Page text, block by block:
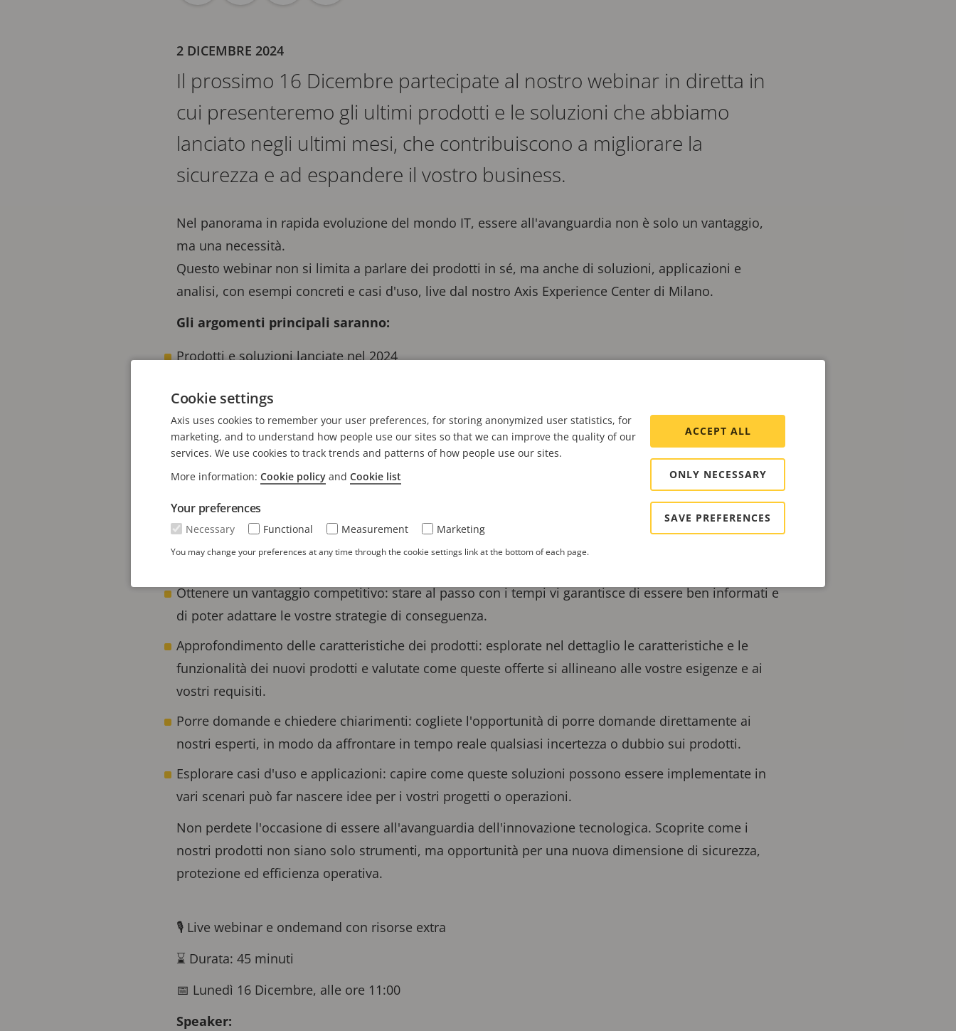
2 DICEMBRE 2024
Il prossimo 16 Dicembre partecipate al nostro webinar in diretta in
cui presenteremo gli ultimi prodotti e le soluzioni che abbiamo
lanciato negli ultimi mesi, che contribuiscono a migliorare la
sicurezza e ad espandere il vostro business.
Nel panorama in rapida evoluzione del mondo IT, essere all'avanguardia non è solo un vantaggio,
ma una necessità.
Questo webinar non si limita a parlare dei prodotti in sé, ma anche di soluzioni, applicazioni e
analisi, con esempi concreti e casi d'uso, live dal nostro Axis Experience Center di Milano.
Gli argomenti principali saranno:
Prodotti e soluzioni lanciate nel 2024
Novità AXIS Camera Station
ARTPEC 9
Analitiche, audio e casi d'uso
Perché partecipare?
Rimanere informati sulle ultime innovazioni: ottenere informazioni di prima mano sulle soluzioni
Ottenere un vantaggio competitivo: stare al passo con i tempi vi garantisce di essere ben informati e
di poter adattare le vostre strategie di conseguenza.
Approfondimento delle caratteristiche dei prodotti: esplorate nel dettaglio le caratteristiche e le
funzionalità dei nuovi prodotti e valutate come queste offerte si allineano alle vostre esigenze e ai
vostri requisiti.
Porre domande e chiedere chiarimenti: cogliete l'opportunità di porre domande direttamente ai
nostri esperti, in modo da affrontare in tempo reale qualsiasi incertezza o dubbio sui prodotti.
Esplorare casi d'uso e applicazioni: capire come queste soluzioni possono essere implementate in
vari scenari può far nascere idee per i vostri progetti o operazioni.
Non perdete l'occasione di essere all'avanguardia dell'innovazione tecnologica. Scoprite come i
nostri prodotti non siano solo strumenti, ma opportunità per una nuova dimensione di sicurezza,
protezione ed efficienza operativa.
🎙️ Live webinar e ondemand con risorse extra
⌛ Durata: 45 minuti
📅 Lunedì 16 Dicembre, alle ore 11:00
Speaker:
Cookie settings
Axis uses cookies to remember your user preferences, for storing anonymized user statistics, for
marketing, and to understand how people use our sites so that we can improve the quality of our
services. We use cookies to track trends and patterns of how people use our sites.
More information: Cookie policy and Cookie list
Your preferences
Necessary Functional Measurement Marketing
You may change your preferences at any time through the cookie settings link at the bottom of each page.
ACCEPT ALL
ONLY NECESSARY
SAVE PREFERENCES